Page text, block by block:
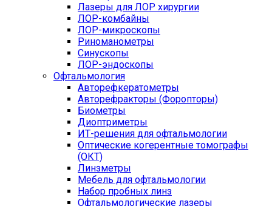
Лазеры для ЛОР хирургии
ЛОР-комбайны
ЛОР-микроскопы
Риноманометры
Синускопы
ЛОР-эндоскопы
Офтальмология
Авторефкератометры
Авторефракторы (Форопторы)
Биометры
Диоптриметры
ИТ-решения для офтальмологии
Оптические когерентные томографы
(ОКТ)
Линзметры
Мебель для офтальмологии
Набор пробных линз
Офтальмологические лазеры